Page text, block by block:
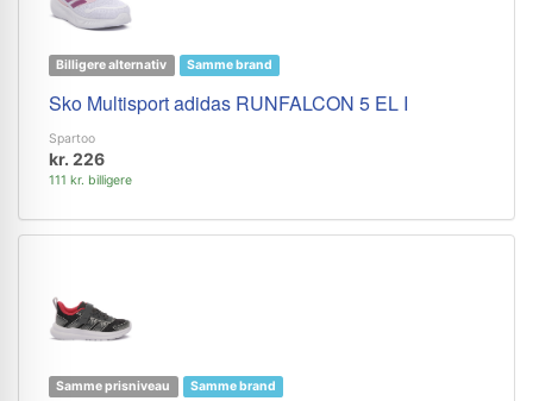
Billigere alternativ Samme brand
Sko Multisport adidas RUNFALCON 5 EL I
Spartoo
kr. 226
111 kr. billigere
Samme prisniveau Samme brand